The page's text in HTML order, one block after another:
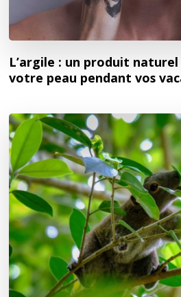
L’argile : un produit
votre peau pendant vos